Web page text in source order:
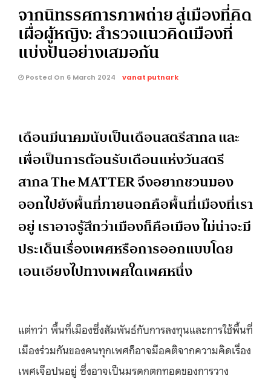
จากนิทรรศการภาพถ่าย สู่เมืองที่คิด
เผื่อผู้หญิง: สำรวจแนวคิดเมืองที่
แบ่งปันอย่างเสมอกัน
Posted On 6 March 2024 vanat putnark
เดือนมีนาคมนับเป็นเดือนสตรีสากล และ
เพื่อเป็นการต้อนรับเดือนแห่งวันสตรี
สากล The MATTER จึงอยากชวนมอง
ออกไปยังพื้นที่ภายนอกคือพื้นที่เมืองที่เรา
อยู่ เราอาจรู้สึกว่าเมืองก็คือเมือง ไม่น่าจะมี
ประเด็นเรื่องเพศหรือการออกแบบโดย
เอนเอียงไปทางเพศใดเพศหนึ่ง
แต่ทว่า พื้นที่เมืองซึ่งสัมพันธ์กับการลงทุนและการใช้พื้นที่
เมืองร่วมกันของคนทุกเพศก็อาจมีอคติจากความคิดเรื่อง
เพศเจือปนอยู่ ซึ่งอาจเป็นมรดกตกทอดของการวาง